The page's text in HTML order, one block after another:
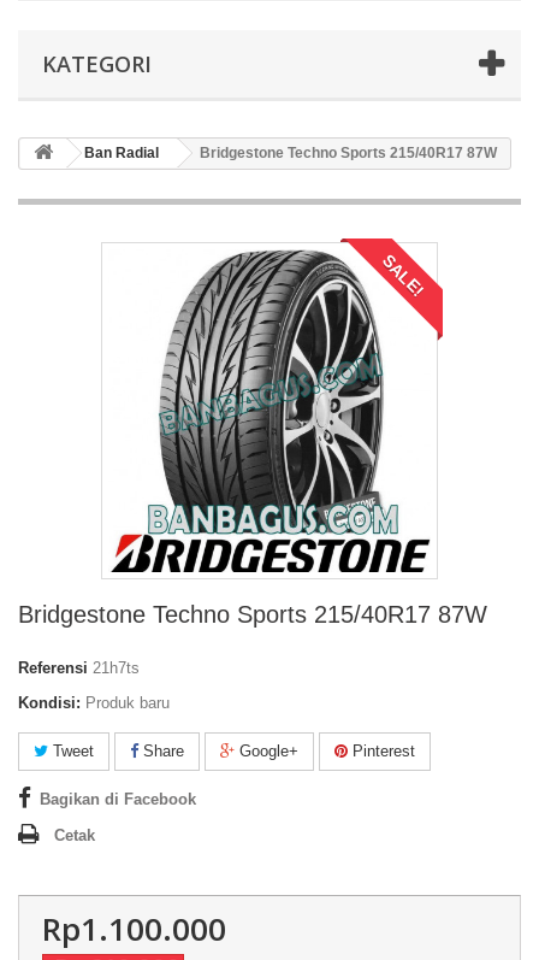
KATEGORI
Ban Radial Bridgestone Techno Sports 215/40R17 87W
SALE!
Bridgestone Techno Sports 215/40R17 87W
Referensi 21h7ts
Kondisi: Produk baru
Tweet Share Google+ Pinterest
Bagikan di Facebook
Cetak
Rp1.100.000